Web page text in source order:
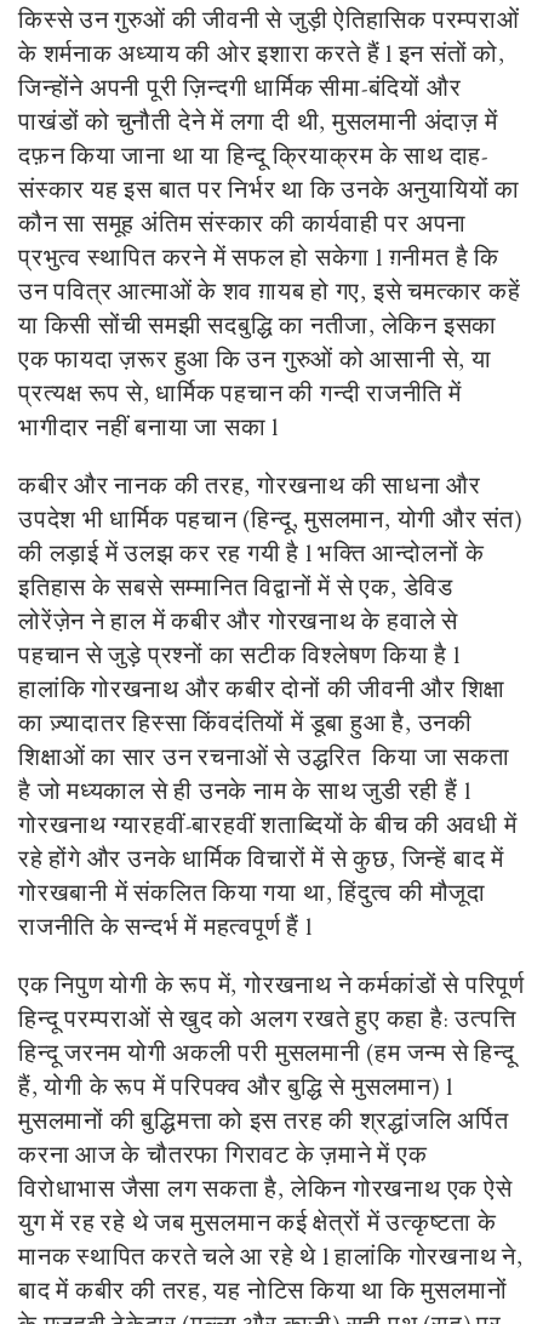
किस्से उन गुरुओं की जीवनी से जुड़ी ऐतिहासिक परम्पराओं
के शर्मनाक अध्याय की ओर इशारा करते हैं l इन संतों को,
जिन्होंने अपनी पूरी ज़िन्दगी धार्मिक सीमा-बंदियों और
पाखंडों को चुनौती देने में लगा दी थी, मुसलमानी अंदाज़ में
दफ़न किया जाना था या हिन्दू क्रियाक्रम के साथ दाह-
संस्कार यह इस बात पर निर्भर था कि उनके अनुयायियों का
कौन सा समूह अंतिम संस्कार की कार्यवाही पर अपना
प्रभुत्व स्थापित करने में सफल हो सकेगा l ग़नीमत है कि
उन पवित्र आत्माओं के शव ग़ायब हो गए, इसे चमत्कार कहें
या किसी सोंची समझी सदबुद्धि का नतीजा, लेकिन इसका
एक फायदा ज़रूर हुआ कि उन गुरुओं को आसानी से, या
प्रत्यक्ष रूप से, धार्मिक पहचान की गन्दी राजनीति में
भागीदार नहीं बनाया जा सका l
कबीर और नानक की तरह, गोरखनाथ की साधना और
उपदेश भी धार्मिक पहचान (हिन्दू, मुसलमान, योगी और संत)
की लड़ाई में उलझ कर रह गयी है l भक्ति आन्दोलनों के
इतिहास के सबसे सम्मानित विद्वानों में से एक, डेविड
लोरेंज़ेन ने हाल में कबीर और गोरखनाथ के हवाले से
पहचान से जुड़े प्रश्नों का सटीक विश्लेषण किया है l
हालांकि गोरखनाथ और कबीर दोनों की जीवनी और शिक्षा
का ज़्यादातर हिस्सा किंवदंतियों में डूबा हुआ है, उनकी
शिक्षाओं का सार उन रचनाओं से उद्धरित किया जा सकता
है जो मध्यकाल से ही उनके नाम के साथ जुडी रही हैं l
गोरखनाथ ग्यारहवीं-बारहवीं शताब्दियों के बीच की अवधी में
रहे होंगे और उनके धार्मिक विचारों में से कुछ, जिन्हें बाद में
गोरखबानी में संकलित किया गया था, हिंदुत्व की मौजूदा
राजनीति के सन्दर्भ में महत्वपूर्ण हैं l
एक निपुण योगी के रूप में, गोरखनाथ ने कर्मकांडों से परिपूर्ण
हिन्दू परम्पराओं से खुद को अलग रखते हुए कहा है: उत्पत्ति
हिन्दू जरनम योगी अकली परी मुसलमानी (हम जन्म से हिन्दू
हैं, योगी के रूप में परिपक्व और बुद्धि से मुसलमान) l
मुसलमानों की बुद्धिमत्ता को इस तरह की श्रद्धांजलि अर्पित
करना आज के चौतरफा गिरावट के ज़माने में एक
विरोधाभास जैसा लग सकता है, लेकिन गोरखनाथ एक ऐसे
युग में रह रहे थे जब मुसलमान कई क्षेत्रों में उत्कृष्टता के
मानक स्थापित करते चले आ रहे थे l हालांकि गोरखनाथ ने,
बाद में कबीर की तरह, यह नोटिस किया था कि मुसलमानों